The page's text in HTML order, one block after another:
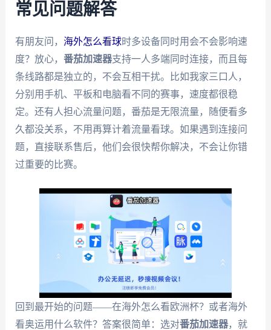
常见问题解答
有朋友问， 海外怎么看球时多设备同时用会不会影响速
度？放心， 番茄加速器支持一人多端同时连接，而且每
条线路都是独立的，不会互相干扰。比如我家三口人，
分别用手机、平板和电脑看不同的赛事，速度都很稳
定。还有人担心流量问题，番茄是无限流量，随便看多
久都没关系，不用再算计着流量看球。如果遇到连接问
题，直接联系售后，他们会很快帮你解决，不会让你错
过重要的比赛。
回到最开始的问题——在海外怎么看欧洲杯？或者海外
看奥运用什么软件？答案很简单：选对番茄加速器，就